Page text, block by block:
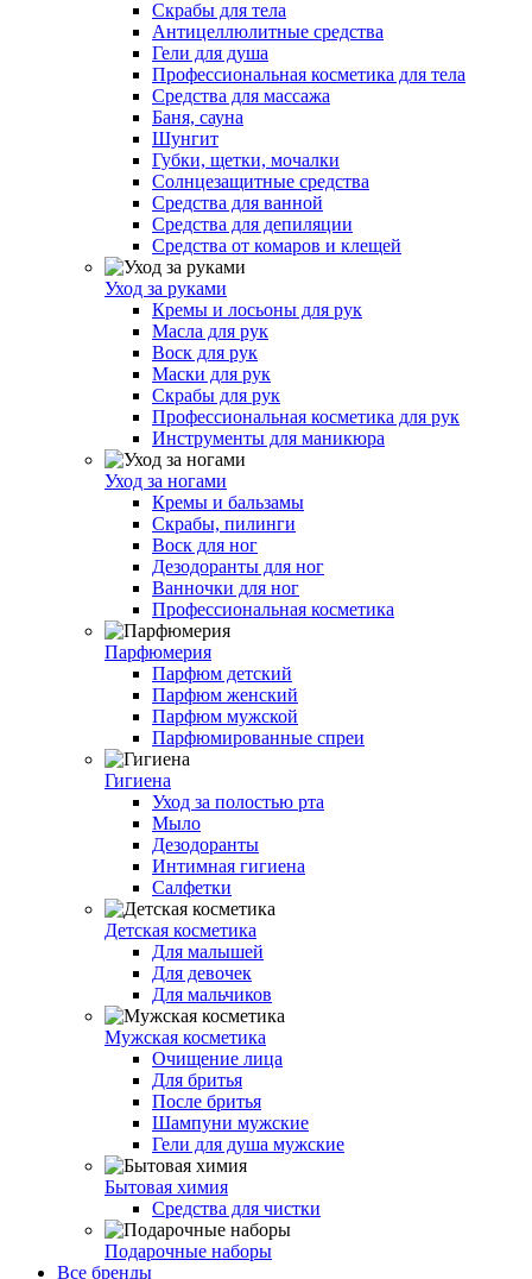
Скрабы для тела
Антицеллюлитные средства
Гели для душа
Профессиональная косметика для тела
Средства для массажа
Баня, сауна
Шунгит
Губки, щетки, мочалки
Солнцезащитные средства
Средства для ванной
Средства для депиляции
Средства от комаров и клещей
Уход за руками
Кремы и лосьоны для рук
Масла для рук
Воск для рук
Маски для рук
Скрабы для рук
Профессиональная косметика для рук
Инструменты для маникюра
Уход за ногами
Кремы и бальзамы
Скрабы, пилинги
Воск для ног
Дезодоранты для ног
Ванночки для ног
Профессиональная косметика
Парфюмерия
Парфюм детский
Парфюм женский
Парфюм мужской
Парфюмированные спреи
Гигиена
Уход за полостью рта
Мыло
Дезодоранты
Интимная гигиена
Салфетки
Детская косметика
Для малышей
Для девочек
Для мальчиков
Мужская косметика
Очищение лица
Для бритья
После бритья
Шампуни мужские
Гели для душа мужские
Бытовая химия
Средства для чистки
Подарочные наборы
Все бренды